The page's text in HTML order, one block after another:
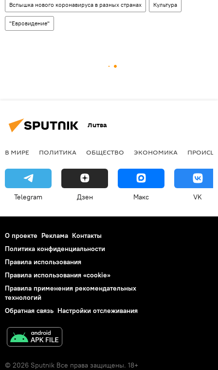
Вспышка нового коронавируса в разных странах Культура
"Евровидение"
Литва
В МИРЕ ПОЛИТИКА ОБЩЕСТВО ЭКОНОМИКА
Telegram Дзен Макс VK
О проекте Реклама Контакты
Политика конфиденциальности
Правила использования
Правила использования «cookie»
Правила применения рекомендательных
технологий
Обратная связь Настройки отслеживания
© 2026 Sputnik Все права защищены. 18+